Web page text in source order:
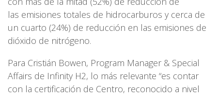
las emisiones totales de hidrocarburos y cerca de
un cuarto (24%) de reducción en las emisiones de
dióxido de nitrógeno.
Para Cristián Bowen, Program Manager & Special
Affairs de Infinity H2, lo más relevante “es contar
con la certificación de Centro, reconocido a nivel